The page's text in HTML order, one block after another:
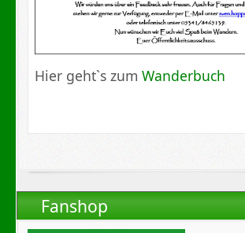
Fanshop
Hier geht`s zum Wanderbuch